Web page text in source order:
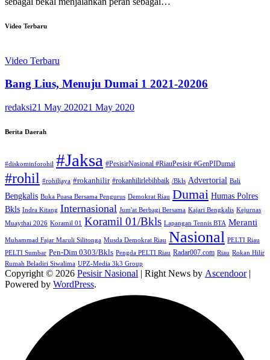
Video Terbaru
Video Terbaru
Bang Lius, Menuju Dumai 1 2021-20206
redaksi21 May 202021 May 2020
Berita Daerah
#diskominforohil #Jaksa #PesisirNasional #RiauPesisir #GenPIDumai
#rohil #rohiljaya #rokanhilir #rokanhilirlebihbaik /Bkls Advertorial Bali
Bengkalis Buka Puasa Bersama Pengurus Demokrat Riau Dumai Humas Polres
Bkls Indra Kitang Internasional Jum'at Berbagi Bersama Kajari Bengkalis Kejurnas
Muaythai 2026 Koramil 01 Koramil 01/Bkls Lapangan Tennis BTA Meranti
Muhammad Fajar Maruli Silitonga Musda Demokrat Riau Nasional PELTI Riau
PELTI Sumbar Pen-Dim 0303/Bkls Pengda PELTI Riau Radar007.com Riau Rokan Hilir
Rumah Beladiri Siwalima UPZ-Media 3k3 Group
Copyright © 2026 Pesisir Nasional | Right News by Ascendoor|
Powered by WordPress.